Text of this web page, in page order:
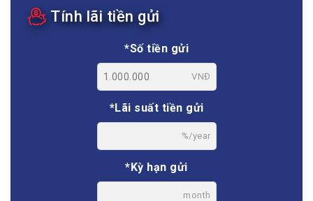
Tính lãi tiền gửi
*Số tiền gửi
VNĐ
*Lãi suất tiền gửi
%/year
*Kỳ hạn gửi
month